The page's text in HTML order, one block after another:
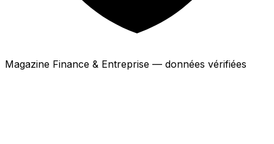
Magazine Finance & Entreprise — données vérifiées